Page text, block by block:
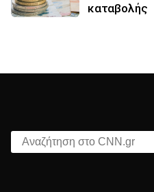
καταβολής
Αναζήτηση στο CNN.gr